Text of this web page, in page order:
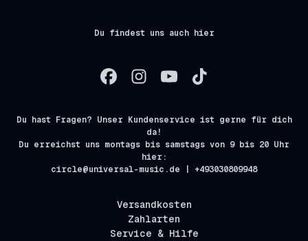
Du findest uns auch hier
Du hast Fragen? Unser Kundenservice ist gerne für dich
da!
Du erreichst uns montags bis samstags von 9 bis 20 Uhr
hier:
circle@universal-music.de | +493030809948
Versandkosten
Zahlarten
Service & Hilfe